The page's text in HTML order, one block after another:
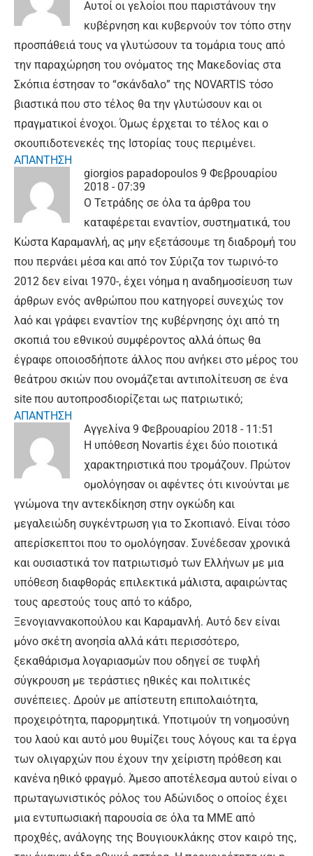
Αυτοί οι γελοίοι που παριστάνουν την
κυβέρνηση και κυβερνούν τον τόπο στην
προσπάθειά τους να γλυτώσουν τα τομάρια τους από
την παραχώρηση του ονόματος της Μακεδονίας στα
Σκόπια έστησαν το “σκάνδαλο” της NOVARTIS τόσο
βιαστικά που στο τέλος θα την γλυτώσουν και οι
πραγματικοί ένοχοι. Όμως έρχεται το τέλος και ο
σκουπιδοτενεκές της Ιστορίας τους περιμένει.
ΑΠΑΝΤΗΣΗ
giorgios papadopoulos 9 Φεβρουαρίου
2018 - 07:39
Ο Τετράδης σε όλα τα άρθρα του
καταφέρεται εναντίον, συστηματικά, του
Κώστα Καραμανλή, ας μην εξετάσουμε τη διαδρομή του
που περνάει μέσα και από τον Σύριζα τον τωρινό-το
2012 δεν είναι 1970-, έχει νόημα η αναδημοσίευση των
άρθρων ενός ανθρώπου που κατηγορεί συνεχώς τον
λαό και γράφει εναντίον της κυβέρνησης όχι από τη
σκοπιά του εθνικού συμφέροντος αλλά όπως θα
έγραφε οποιοσδήποτε άλλος που ανήκει στο μέρος του
θεάτρου σκιών που ονομάζεται αντιπολίτευση σε ένα
site που αυτοπροσδιορίζεται ως πατριωτικό;
ΑΠΑΝΤΗΣΗ
Αγγελίνα 9 Φεβρουαρίου 2018 - 11:51
H υπόθεση Novartis έχει δύο ποιοτικά
χαρακτηριστικά που τρομάζουν. Πρώτον
ομολόγησαν οι αφέντες ότι κινούνται με
γνώμονα την αντεκδίκηση στην ογκώδη και
μεγαλειώδη συγκέντρωση για το Σκοπιανό. Είναι τόσο
απερίσκεπτοι που το ομολόγησαν. Συνέδεσαν χρονικά
και ουσιαστικά τον πατριωτισμό των Ελλήνων με μια
υπόθεση διαφθοράς επιλεκτικά μάλιστα, αφαιρώντας
τους αρεστούς τους από το κάδρο,
Ξενογιαννακοπούλου και Καραμανλή. Αυτό δεν είναι
μόνο σκέτη ανοησία αλλά κάτι περισσότερο,
ξεκαθάρισμα λογαριασμών που οδηγεί σε τυφλή
σύγκρουση με τεράστιες ηθικές και πολιτικές
συνέπειες. Δρούν με απίστευτη επιπολαιότητα,
προχειρότητα, παρορμητικά. Υποτιμούν τη νοημοσύνη
του λαού και αυτό μου θυμίζει τους λόγους και τα έργα
των ολιγαρχών που έχουν την χείριστη πρόθεση και
κανένα ηθικό φραγμό. Άμεσο αποτέλεσμα αυτού είναι ο
πρωταγωνιστικός ρόλος του Αδώνιδος ο οποίος έχει
μια εντυπωσιακή παρουσία σε όλα τα ΜΜΕ από
προχθές, ανάλογης της Βουγιουκλάκης στον καιρό της,